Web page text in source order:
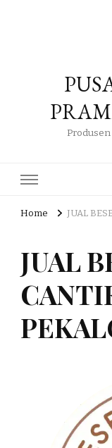
Produsen
Home JUAL
JUAL